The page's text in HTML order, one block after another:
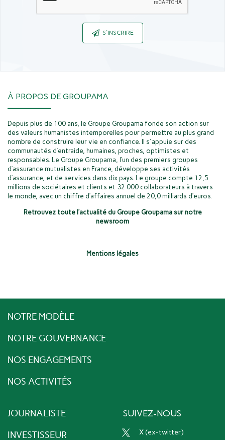
S'INSCRIRE
À PROPOS DE GROUPAMA
Depuis plus de 100 ans, le Groupe Groupama fonde son action sur
des valeurs humanistes intemporelles pour permettre au plus grand
nombre de construire leur vie en confiance. Il s'appuie sur des
communautés d’entraide, humaines, proches, optimistes et
responsables. Le Groupe Groupama, l’un des premiers groupes
d’assurance mutualistes en France, développe ses activités
d’assurance, et de services dans dix pays. Le groupe compte 12,5
millions de sociétaires et clients et 32 000 collaborateurs à travers
le monde, avec un chiffre d’affaires annuel de 20,0 milliards d’euros.
Retrouvez toute l’actualité du Groupe Groupama sur notre
newsroom
Mentions légales
NOTRE MODÈLE
NOTRE GOUVERNANCE
NOS ENGAGEMENTS
NOS ACTIVITÉS
JOURNALISTE
INVESTISSEUR
SUIVEZ-NOUS
x (ex-twitter)